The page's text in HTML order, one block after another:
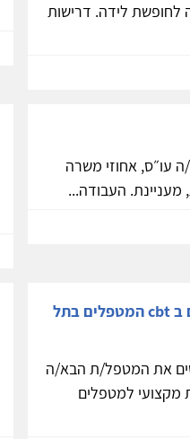
20:00. להחלפה לחופשת לידה. דרישות
ה עו״ס, אחוזי משרה
העבודה...
למרכז ״בטיפול״ דרושים מטפלים ב cbt המטפלים בתל
את המטפל/ת הבא/ה
מקצועי למטפלים